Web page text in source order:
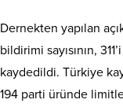
Dernekten yapılan
bildirimi sayısının,
kaydedildi. Türkiye
194 parti üründe